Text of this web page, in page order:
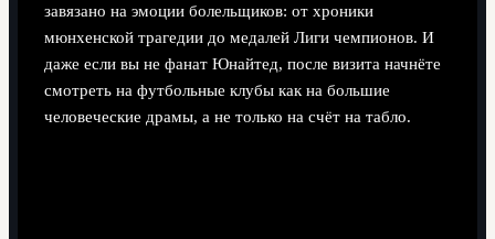
завязано на эмоции болельщиков: от хроники
мюнхенской трагедии до медалей Лиги чемпионов. И
даже если вы не фанат Юнайтед, после визита начнёте
смотреть на футбольные клубы как на большие
человеческие драмы, а не только на счёт на табло.